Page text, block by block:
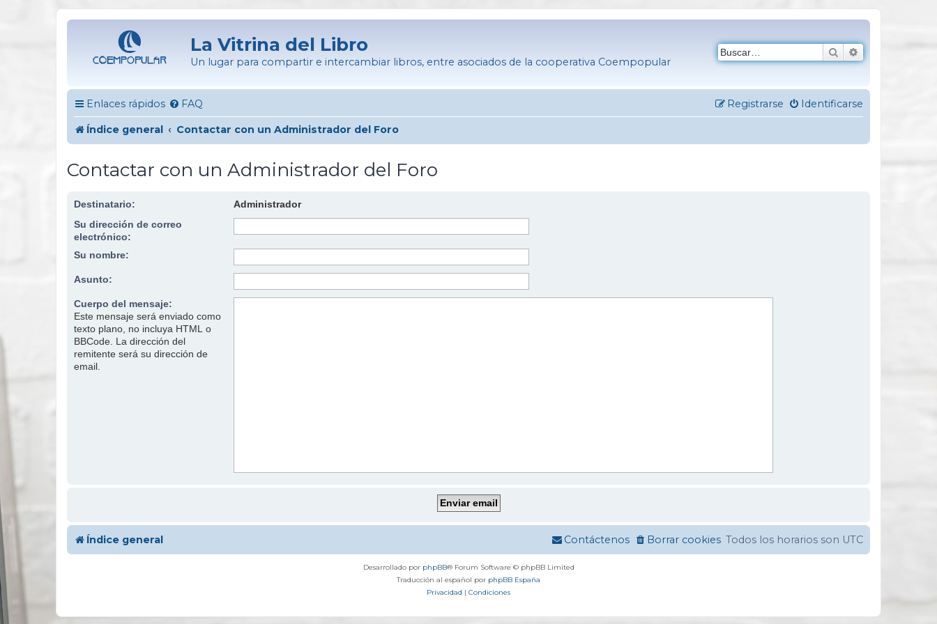
La Vitrina del Libro
Un lugar para compartir e intercambiar libros, entre asociados de la cooperativa Coempopular
Buscar
Enlaces rápidos FAQ Identificarse
Registrarse
Índice general Contactar con un Administrador del Foro
Contactar con un Administrador del Foro
Destinatario:
Administrador
Su dirección de correo
electrónico:
Su nombre:
Asunto:
Cuerpo del mensaje:
Este mensaje será enviado como
texto plano, no incluya HTML o
BBCode. La dirección del
remitente será su dirección de
email.
Índice general Todos los horarios son UTC
Borrar cookies
Contáctenos
Desarrollado por phpBB® Forum Software © phpBB Limited
Traducción al español por phpBB España
Privacidad | Condiciones